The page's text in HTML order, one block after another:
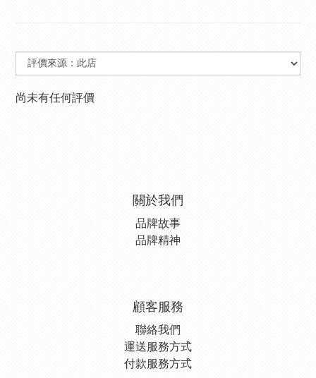
尚未有任何評價
關於我們
品牌故事
品牌精神
顧客服務
聯絡我們
運送服務方式
付款服務方式